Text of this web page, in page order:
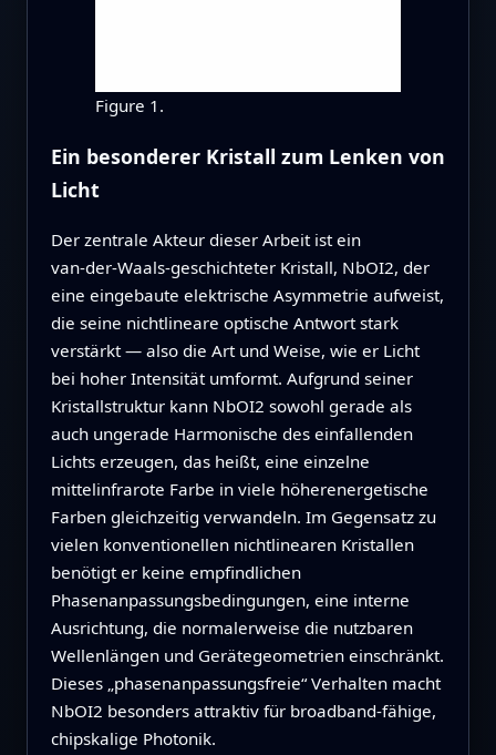
Figure 1.
Ein besonderer Kristall zum Lenken von
Licht
Der zentrale Akteur dieser Arbeit ist ein
van‑der‑Waals‑geschichteter Kristall, NbOI2, der
eine eingebaute elektrische Asymmetrie aufweist,
die seine nichtlineare optische Antwort stark
verstärkt — also die Art und Weise, wie er Licht
bei hoher Intensität umformt. Aufgrund seiner
Kristallstruktur kann NbOI2 sowohl gerade als
auch ungerade Harmonische des einfallenden
Lichts erzeugen, das heißt, eine einzelne
mittelinfrarote Farbe in viele höherenergetische
Farben gleichzeitig verwandeln. Im Gegensatz zu
vielen konventionellen nichtlinearen Kristallen
benötigt er keine empfindlichen
Phasenanpassungsbedingungen, eine interne
Ausrichtung, die normalerweise die nutzbaren
Wellenlängen und Gerätegeometrien einschränkt.
Dieses „phasenanpassungsfreie“ Verhalten macht
NbOI2 besonders attraktiv für broadband‑fähige,
chipskalige Photonik.